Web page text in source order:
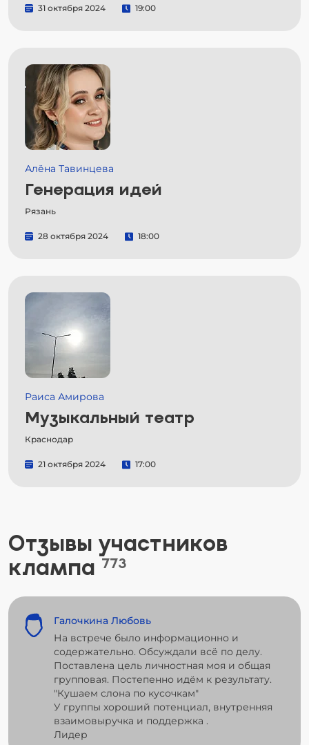
31 октября 2024 19:00
Алёна Тавинцева
Генерация идей
Рязань
28 октября 2024 18:00
Раиса Амирова
Музыкальный театр
Краснодар
21 октября 2024 17:00
Отзывы участников
клампа 773
Галочкина Любовь
На встрече было информационно и
содержательно. Обсуждали всё по делу.
Поставлена цель личностная моя и общая
групповая. Постепенно идём к результату.
"Кушаем слона по кусочкам"
У группы хороший потенциал, внутренняя
взаимовыручка и поддержка .
Лидер